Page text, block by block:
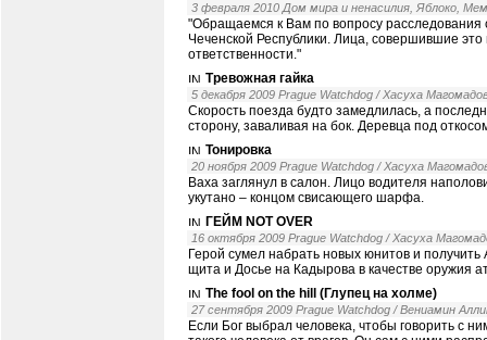
3 февраля 2010 Дом мира и ненасилия, Яблоко,
"Обращаемся к Вам по вопросу
Чеченской Республики. Лица, совершившие
ответственности."
Тревожная гайка
5 декабря 2009 Prague Watchdog / Хасуха
Скорость поезда будто замедлилась, а
сторону, заваливая на бок. Деревца под
Тонировка
20 ноября 2009 Prague Watchdog / Хасуха
Ваха заглянул в салон. Лицо водителя
укутано – концом свисающего шарфа.
ГЕЙМ NOT OVER
16 октября 2009 Prague Watchdog / Хасуха
Герой сумел набрать новых юнитов и
щита и Досье на Кадырова в качестве оружия
The fool on the hill (Глупец на холме)
27 сентября 2009 Prague Watchdog / Вениамин
Если Бог выбрал человека, чтобы говорить с